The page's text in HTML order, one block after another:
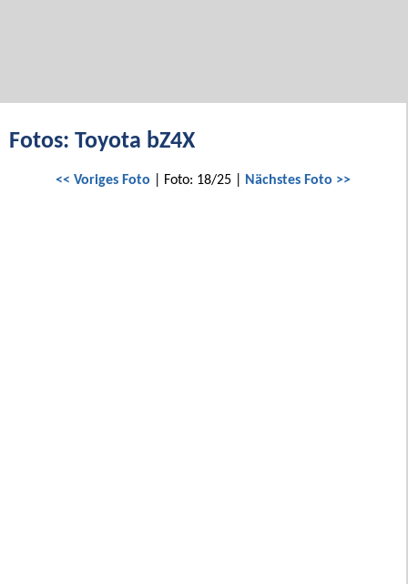
Fotos: Toyota bZ4X
<< Voriges Foto | Foto: 18/25 | Nächstes Foto >>